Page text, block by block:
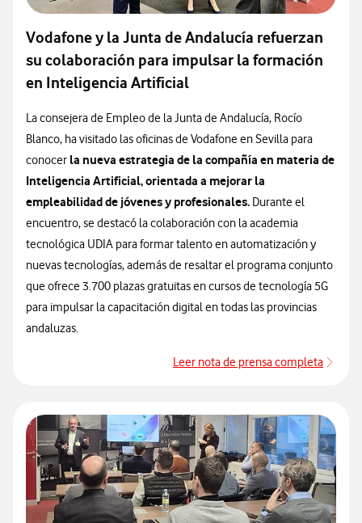
Vodafone y la Junta de Andalucía refuerzan
su colaboración para impulsar la formación
en Inteligencia Artificial
La consejera de Empleo de la Junta de Andalucía, Rocío
Blanco, ha visitado las oficinas de Vodafone en Sevilla para
conocer la nueva estrategia de la compañía en materia de
Inteligencia Artificial, orientada a mejorar la
empleabilidad de jóvenes y profesionales. Durante el
encuentro, se destacó la colaboración con la academia
tecnológica UDIA para formar talento en automatización y
nuevas tecnologías, además de resaltar el programa conjunto
que ofrece 3.700 plazas gratuitas en cursos de tecnología 5G
para impulsar la capacitación digital en todas las provincias
andaluzas.
Leer nota de prensa completa